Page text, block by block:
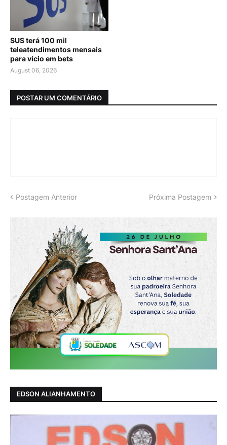
SUS terá 100 mil
teleatendimentos mensais
para vício em bets
August 06, 2026
POSTAR UM COMENTÁRIO
Postagem Anterior Próxima Postagem
EDSON ALIANHAMENTO